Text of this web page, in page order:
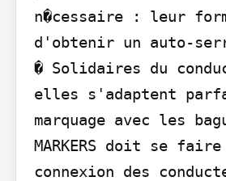
n�cessaire : leur
d'obtenir un auto-
� Solidaires du
elles s'adaptent
marquage avec les
MARKERS doit se
connexion des